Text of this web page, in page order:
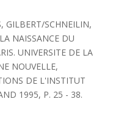
GILBERT/SCHNEILIN,
NAISSANCE DU
UNIVERSITE DE LA
NOUVELLE,
DE L'INSTITUT
1995, P. 25 - 38.